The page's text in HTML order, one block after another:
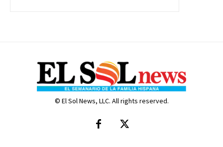
© El Sol News, LLC. All rights reserved.